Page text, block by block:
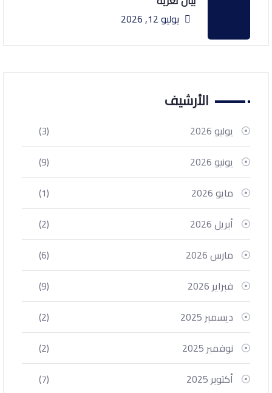
يوليو 12, 2026
الأرشيف
يوليو 2026
(3)
يونيو 2026
(9)
مايو 2026
(1)
أبريل 2026
(2)
مارس 2026
(6)
فبراير 2026
(9)
ديسمبر 2025
(2)
نوفمبر 2025
(2)
أكتوبر 2025
(7)